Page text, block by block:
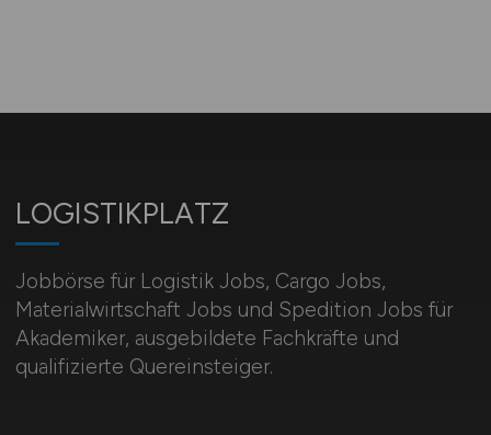
LOGISTIKPLATZ
Jobbörse für Logistik Jobs, Cargo Jobs,
Materialwirtschaft Jobs und Spedition Jobs für
Akademiker, ausgebildete Fachkräfte und
qualifizierte Quereinsteiger.